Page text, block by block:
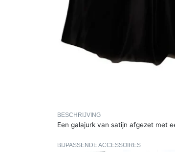
BESCHRIJVING
Een galajurk van satijn afgezet met
BIJPASSENDE ACCESSOIRES